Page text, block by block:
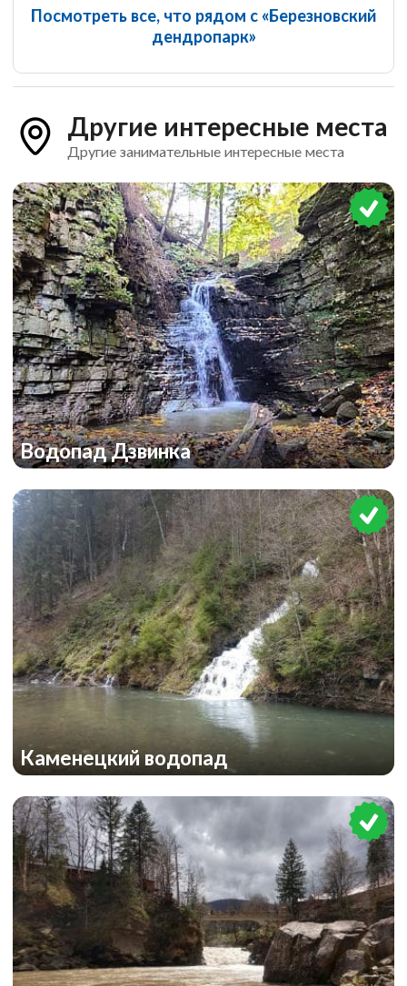
Посмотреть все, что рядом с «Березновский
дендропарк»
Другие интересные места
Другие занимательные интересные места
Водопад Дзвинка
Каменецкий водопад